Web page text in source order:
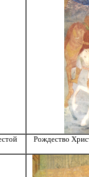
Рождество